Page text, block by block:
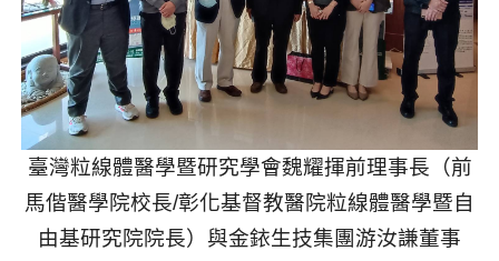
臺灣粒線體醫學暨研究學會魏耀揮前理事長（前
馬偕醫學院校長/彰化基督教醫院粒線體醫學暨自
由基研究院院長）與金銥生技集團游汝謙董事